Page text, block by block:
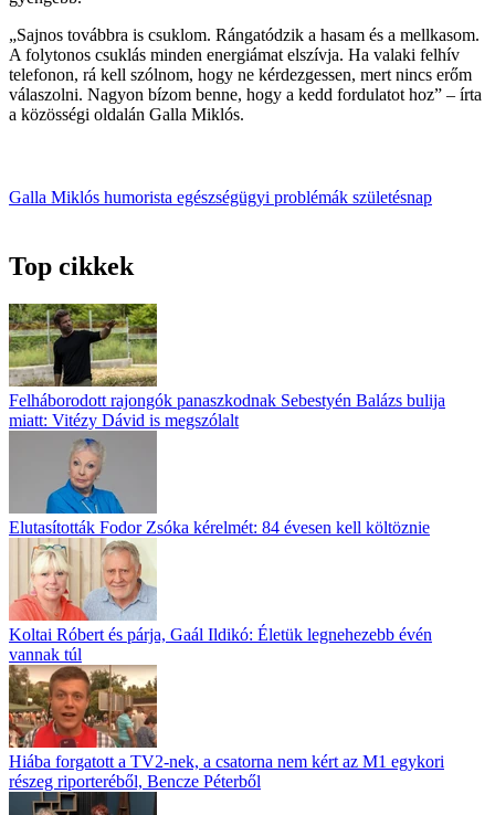
„Sajnos továbbra is csuklom. Rángatódzik a hasam és a mellkasom.
A folytonos csuklás minden energiámat elszívja. Ha valaki felhív
telefonon, rá kell szólnom, hogy ne kérdezgessen, mert nincs erőm
válaszolni. Nagyon bízom benne, hogy a kedd fordulatot hoz” – írta
a közösségi oldalán Galla Miklós.
Galla Miklós humorista egészségügyi problémák születésnap
Top cikkek
Felháborodott rajongók panaszkodnak Sebestyén Balázs bulija
miatt: Vitézy Dávid is megszólalt
Elutasították Fodor Zsóka kérelmét: 84 évesen kell költöznie
Koltai Róbert és párja, Gaál Ildikó: Életük legnehezebb évén
vannak túl
Hiába forgatott a TV2-nek, a csatorna nem kért az M1 egykori
részeg riporteréből, Bencze Péterből